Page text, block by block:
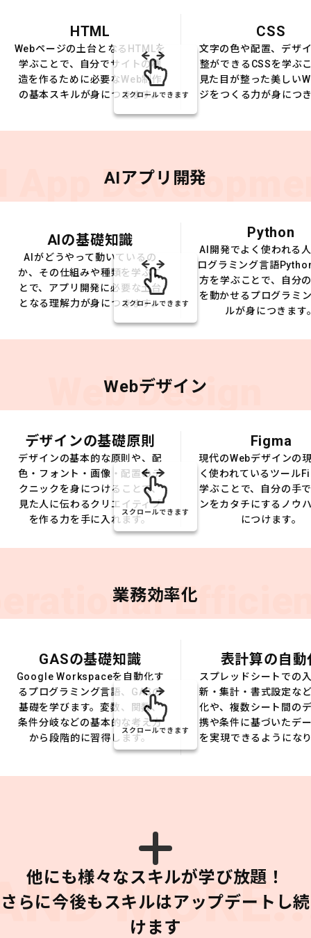
HTML
Webページの土台となるHTMLを
学ぶことで、自分でサイトの構
造を作るために必要なWeb制作
の基本スキルが身につきます。
CSS
文字の色や配置、デザ
整ができるCSSを学ぶ
見た目が整った美しい
ジをつくる力が身につ
スクロールできます
App AIアプリ開発
AIの基礎知識
AIがどうやって動いているの
か、その仕組みや種類を学ぶこ
とで、アプリ開発に必要な土台
となる理解力が身につきます。
Python
AI開発でよく使われる
ログラミング言語
方を学ぶことで、自分
を動かせるプログラミ
ルが身につきます
スクロールできます
Web Design
Webデザイン
デザインの基礎原則
デザインの基本的な原則や、配
色・フォント・画像・配置のテ
クニックを身につけることで、
見た人に伝わるクリエイティブ
を作る力を手に入れます。
Figma
現代のWebデザインの
く使われているツール
学ぶことで、自分の手
ンをカタチにするノウ
につけます。
スクロールできます
業務効率化
GASの基礎知識
Google Workspaceを自動化す
るプログラミング言語、GASの
基礎を学びます。変数、関数、
条件分岐などの基本的な考え方
から段階的に習得します。
表計算の自動
スプレッドシートでの
新・集計・書式設定な
化や、複数シート間の
携や条件に基づいたデ
を実現できるようにな
スクロールできます
他にも様々なスキルが学び放題！
さらに今後もスキルはアップデートし続
けます